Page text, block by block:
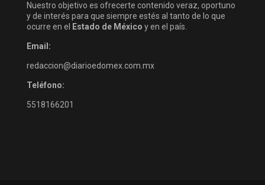
Nuestro objetivo es ofrecerte contenido veraz, oportuno
y de interés para que siempre estés al tanto de lo que
ocurre en el
Estado de México y en el país.
Email:
redaccion@diarioedomex.com.mx
Teléfono:
5518166201